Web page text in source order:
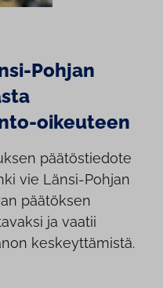
Pohjan
oikeuteen
päätöstiedote
vie Länsi-Pohjan
päätöksen
ja vaatii
keskeyttämistä.